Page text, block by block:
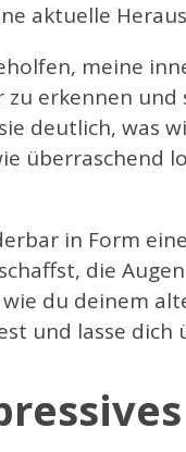
aktuelle
meine
erkennen
deutlich, was
überraschend
in Form
die
du deinem
und lasse dich